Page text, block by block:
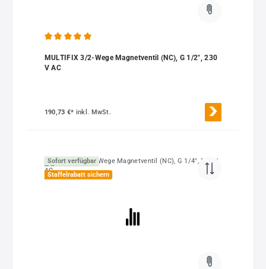
MULTIFIX 3/2-Wege Magnetventil (NC), G 1/2", 230
V AC
190,73 €* inkl. MwSt.
Sofort verfügbar
Staffelrabatt sichern